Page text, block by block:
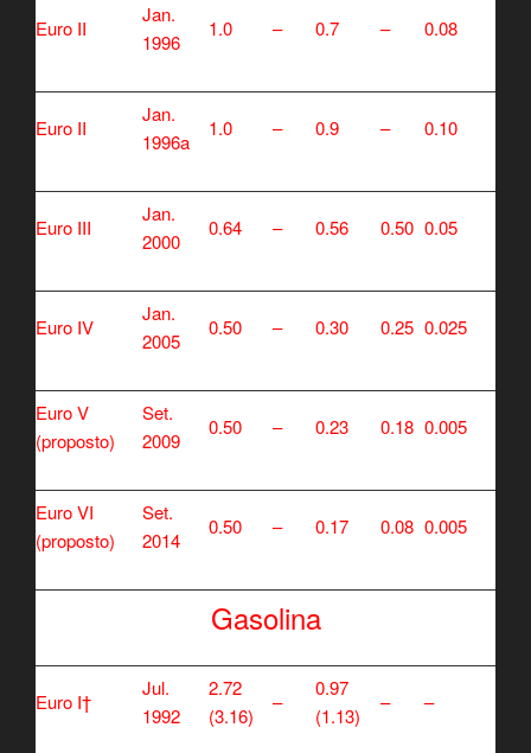
Euro II
Jan.
1996
1.0 – 0.7 – 0.08
Euro II
Jan.
1996a
1.0 – 0.9 – 0.10
Euro III
Jan.
2000
0.64 – 0.56 0.50 0.05
Euro IV
Jan.
2005
0.50 – 0.30 0.25 0.025
Euro V
(proposto)
Set.
2009
0.50 – 0.23 0.18 0.005
Euro VI
(proposto)
Set.
2014
0.50 – 0.17 0.08 0.005
Gasolina
Euro I†
Jul.
1992
2.72
(3.16)
–
0.97
(1.13)
– –